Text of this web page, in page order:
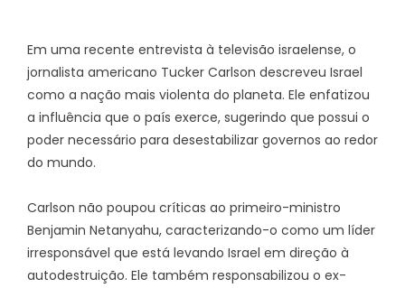
Em uma recente entrevista à televisão israelense, o
jornalista americano Tucker Carlson descreveu Israel
como a nação mais violenta do planeta. Ele enfatizou
a influência que o país exerce, sugerindo que possui o
poder necessário para desestabilizar governos ao redor
do mundo.
Carlson não poupou críticas ao primeiro-ministro
Benjamin Netanyahu, caracterizando-o como um líder
irresponsável que está levando Israel em direção à
autodestruição. Ele também responsabilizou o ex-